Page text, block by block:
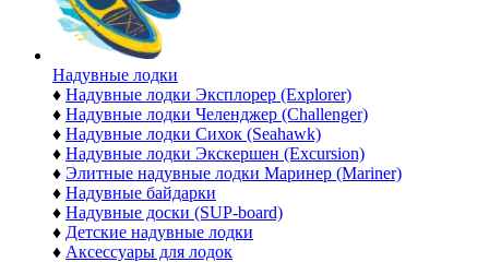
Надувные лодки
♦ Надувные лодки Эксплорер (Explorer)
♦ Надувные лодки Челенджер (Challenger)
♦ Надувные лодки Сихок (Seahawk)
♦ Надувные лодки Экскершен (Excursion)
♦ Элитные надувные лодки Маринер (Mariner)
♦ Надувные байдарки
♦ Надувные доски (SUP-board)
♦ Детские надувные лодки
♦ Аксессуары для лодок